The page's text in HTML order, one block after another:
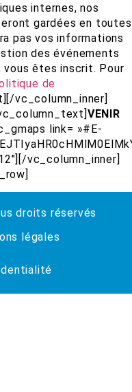
internes, nos
gardées en toutes
pas vos informations
des événements
êtes inscrit. Pour
de
vc_column_inner]
VENIR
link= »#E-
vc_column_inner]
droits réservés
légales